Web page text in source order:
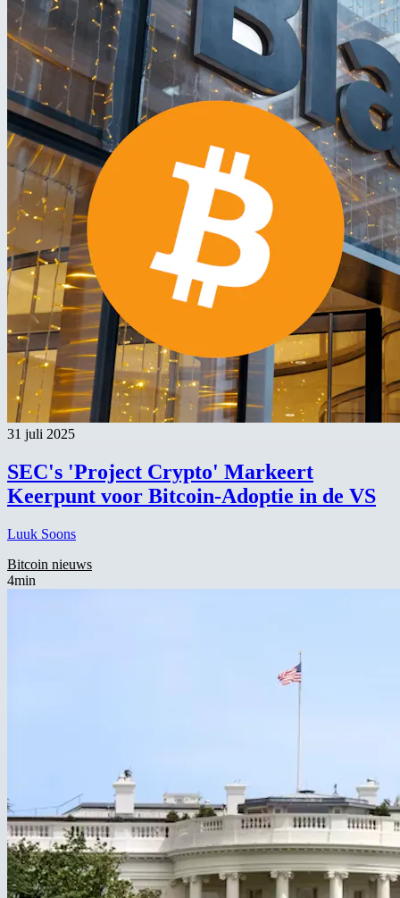
31 juli 2025
SEC's 'Project Crypto' Markeert
Keerpunt voor Bitcoin-Adoptie in de VS
Luuk Soons
Bitcoin nieuws
4min